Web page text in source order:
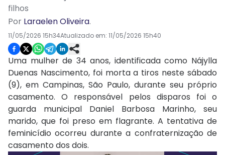
filhos
Por Laraelen Oliveira.
11/05/2026 15h34Atualizado em: 11/05/2026 15h40
Uma mulher de 34 anos, identificada como Nájylla
Duenas Nascimento, foi morta a tiros neste sábado
(9), em Campinas, São Paulo, durante seu próprio
casamento. O responsável pelos disparos foi o
guarda municipal Daniel Barbosa Marinho, seu
marido, que foi preso em flagrante. A tentativa de
feminicídio ocorreu durante a confraternização de
casamento dos dois.